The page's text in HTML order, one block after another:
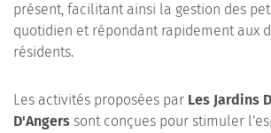
présent, facilitant ainsi la gestion des
quotidien et répondant rapidement aux
résidents.
Les activités proposées par Les Jardins
D'Angers sont conçues pour stimuler